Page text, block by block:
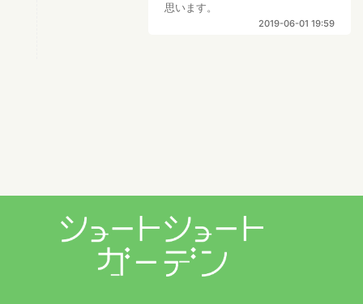
思います。
2019-06-01 19:59